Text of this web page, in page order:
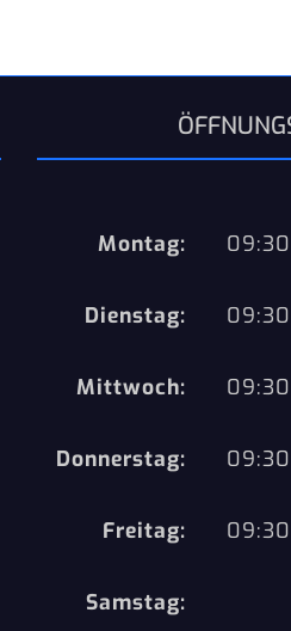
Montag:
Dienstag:
Mittwoch:
Donnerstag:
Freitag:
Samstag: